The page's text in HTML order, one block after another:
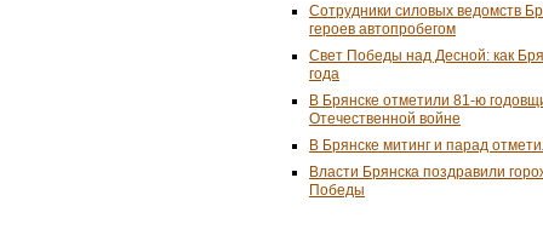
Сотрудники силовых ведомств
героев автопробегом
Свет Победы над Десной: как
года
В Брянске отметили 81-ю
Отечественной войне
В Брянске митинг и парад
Власти Брянска поздравили
Победы